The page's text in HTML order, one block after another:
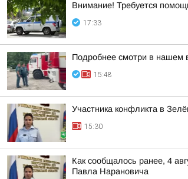
Внимание! Требуется
17:33
Подробнее смотри в нашем
15:48
Участника конфликта в
15:30
Как сообщалось ранее, 4
Павла Нарановича